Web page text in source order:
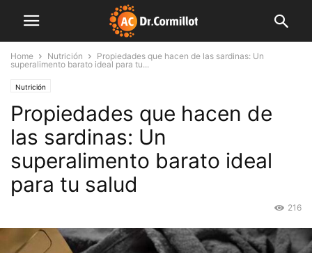
Home Nutrición
Propiedades que hacen de las sardinas: Un
superalimento barato ideal para tu...
Nutrición
Propiedades que hacen de
las sardinas: Un
superalimento barato ideal
para tu salud
216